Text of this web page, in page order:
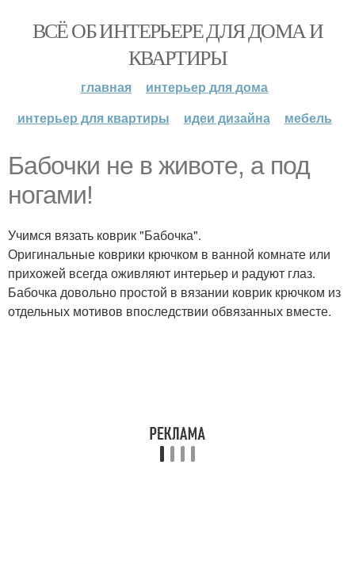
ВСЁ ОБ ИНТЕРЬЕРЕ ДЛЯ ДОМА И
КВАРТИРЫ
главная
интерьер для дома
интерьер для квартиры
идеи дизайна мебель
Бабочки не в животе, а под
ногами!
Учимся вязать коврик "Бабочка".
Оригинальные коврики крючком в ванной комнате или
прихожей всегда оживляют интерьер и радуют глаз.
Бабочка довольно простой в вязании коврик крючком из
отдельных мотивов впоследствии обвязанных вместе.